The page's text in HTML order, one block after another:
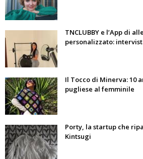
TNCLUBBY e l’App di
personalizzato:
Il Tocco di Minerva: 10
pugliese al femminile
Porty, la startup che
Kintsugi